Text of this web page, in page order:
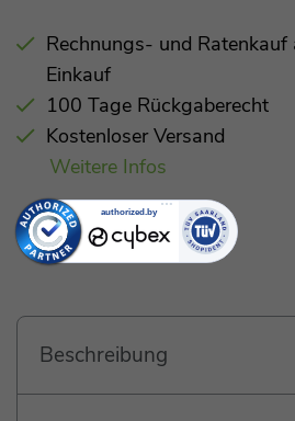
Rechnungs- und Ratenkauf
Einkauf
100 Tage Rückgaberecht
Kostenloser Versand
Weitere Infos
Beschreibung